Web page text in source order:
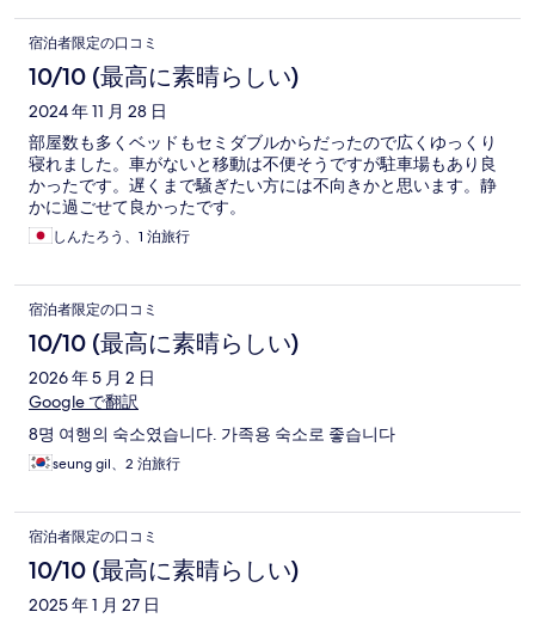
を洗うボディースポンジ(タオル)、キッチンにトースターとかが
あるともっと嬉しいなと思いました。
宿泊者限定の口コミ
10/10 (最高に素晴らしい)
2024 年 11 月 28 日
部屋数も多くベッドもセミダブルからだったので広くゆっくり
寝れました。車がないと移動は不便そうですが駐車場もあり良
かったです。遅くまで騒ぎたい方には不向きかと思います。静
かに過ごせて良かったです。
しんたろう、1 泊旅行
宿泊者限定の口コミ
10/10 (最高に素晴らしい)
2026 年 5 月 2 日
Google で翻訳
8명 여행의 숙소였습니다. 가족용 숙소로 좋습니다
seung gil、2 泊旅行
宿泊者限定の口コミ
10/10 (最高に素晴らしい)
2025 年 1 月 27 日